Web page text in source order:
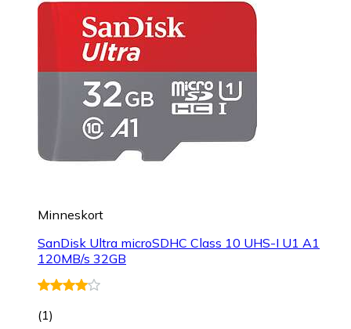
Minneskort
SanDisk Ultra microSDHC Class 10 UHS-I U1 A1
120MB/s 32GB
(1)